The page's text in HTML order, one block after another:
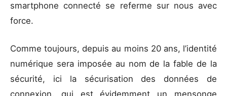
smartphone connecté se referme sur nous avec
force.
Comme toujours, depuis au moins 20 ans, l’identité
numérique sera imposée au nom de la fable de la
sécurité, ici la sécurisation des données de